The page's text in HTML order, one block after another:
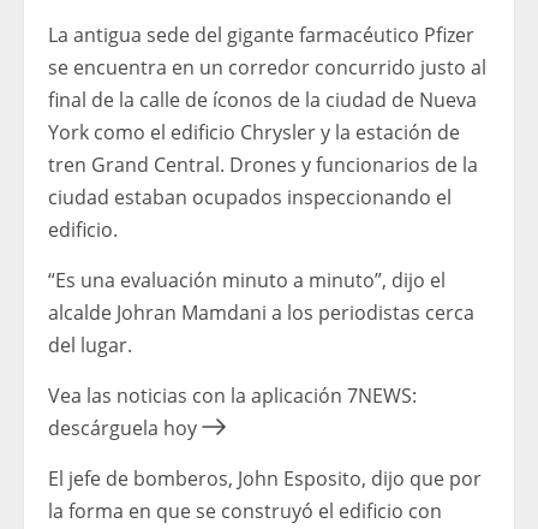
La antigua sede del gigante farmacéutico Pfizer
se encuentra en un corredor concurrido justo al
final de la calle de íconos de la ciudad de Nueva
York como el edificio Chrysler y la estación de
tren Grand Central. Drones y funcionarios de la
ciudad estaban ocupados inspeccionando el
edificio.
“Es una evaluación minuto a minuto”, dijo el
alcalde Johran Mamdani a los periodistas cerca
del lugar.
Vea las noticias con la aplicación 7NEWS:
descárguela hoy
El jefe de bomberos, John Esposito, dijo que por
la forma en que se construyó el edificio con